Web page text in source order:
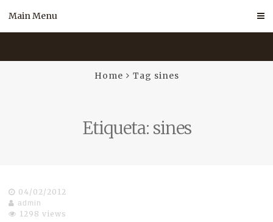
Main Menu
Home Tag sines
Etiqueta: sines
04/02/2012
admin
1298 views